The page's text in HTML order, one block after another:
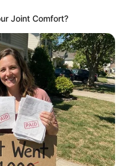
Joint Comfort?